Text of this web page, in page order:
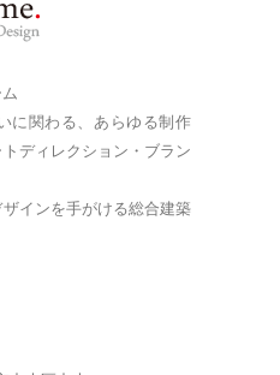
に関わる、あらゆる制作
ディレクション・ブラン
インを手がける総合建築